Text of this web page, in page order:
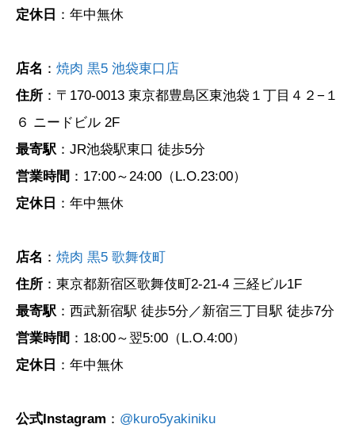
定休日 ：年中無休
店名 ： 焼肉 黒5 池袋東口店
住所 ：〒170-0013 東京都豊島区東池袋１丁目４２−１
６ ニードビル 2F
最寄駅 ：JR池袋駅東口 徒歩5分
営業時間 ：17:00～24:00（L.O.23:00）
定休日 ：年中無休
店名 ： 焼肉 黒5 歌舞伎町
住所 ：東京都新宿区歌舞伎町2-21-4 三経ビル1F
最寄駅 ：西武新宿駅 徒歩5分／新宿三丁目駅 徒歩7分
営業時間 ：18:00～翌5:00（L.O.4:00）
定休日 ：年中無休
公式Instagram ： @kuro5yakiniku